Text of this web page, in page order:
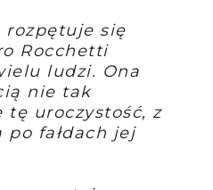
się
Rocchetti
ludzi. Ona
nie tak
tę uroczystość, z
po fałdach jej